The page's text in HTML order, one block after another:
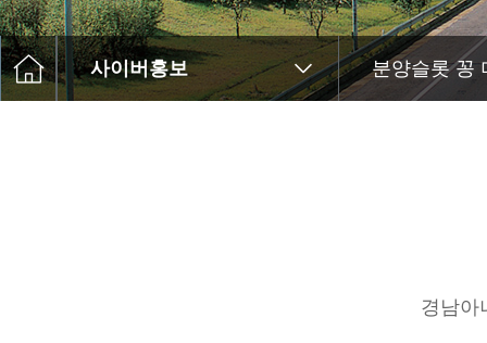
사이버홍보 분양슬롯 꽁
경남아